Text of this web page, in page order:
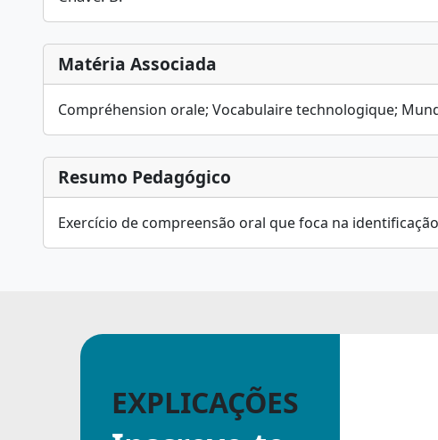
Matéria Associada
Compréhension orale; Vocabulaire technologique;
Resumo Pedagógico
Exercício de compreensão oral que foca na
EXPLICAÇÕES